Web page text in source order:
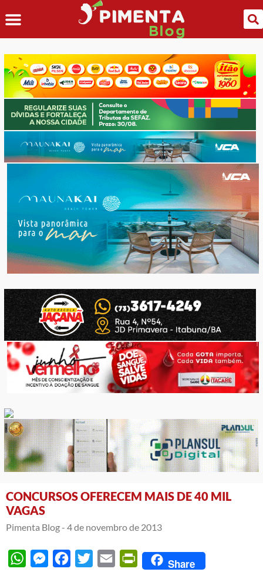
CONCURSOS OFERECEM MAIS DE 40 MIL
VAGAS
Pimenta Blog - 4 de novembro de 2013
WhatsAppMessengerFacebook
Twitter Email PrintFriendly
Share